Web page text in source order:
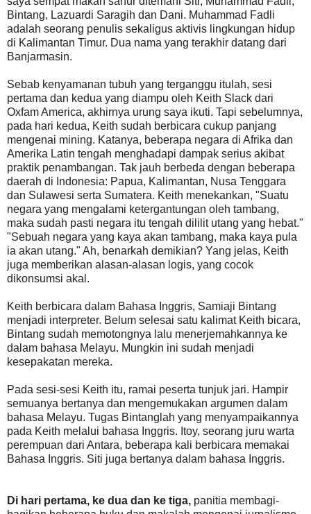
Bintang, Lazuardi Saragih dan Dani. Muhammad Fadli
adalah seorang penulis sekaligus aktivis lingkungan hidup
di Kalimantan Timur. Dua nama yang terakhir datang dari
Banjarmasin.
Sebab kenyamanan tubuh yang terganggu itulah, sesi
pertama dan kedua yang diampu oleh Keith Slack dari
Oxfam America, akhirnya urung saya ikuti. Tapi sebelumnya,
pada hari kedua, Keith sudah berbicara cukup panjang
mengenai mining. Katanya, beberapa negara di Afrika dan
Amerika Latin tengah menghadapi dampak serius akibat
praktik penambangan. Tak jauh berbeda dengan beberapa
daerah di Indonesia: Papua, Kalimantan, Nusa Tenggara
dan Sulawesi serta Sumatera. Keith menekankan, "Suatu
negara yang mengalami ketergantungan oleh tambang,
maka sudah pasti negara itu tengah dililit utang yang hebat."
"Sebuah negara yang kaya akan tambang, maka kaya pula
ia akan utang." Ah, benarkah demikian? Yang jelas, Keith
juga memberikan alasan-alasan logis, yang cocok
dikonsumsi akal.
Keith berbicara dalam Bahasa Inggris, Samiaji Bintang
menjadi interpreter. Belum selesai satu kalimat Keith bicara,
Bintang sudah memotongnya lalu menerjemahkannya ke
dalam bahasa Melayu. Mungkin ini sudah menjadi
kesepakatan mereka.
Pada sesi-sesi Keith itu, ramai peserta tunjuk jari. Hampir
semuanya bertanya dan mengemukakan argumen dalam
bahasa Melayu. Tugas Bintanglah yang menyampaikannya
pada Keith melalui bahasa Inggris. Itoy, seorang juru warta
perempuan dari Antara, beberapa kali berbicara memakai
Bahasa Inggris. Siti juga bertanya dalam bahasa Inggris.
Di hari pertama, ke dua dan ke tiga, panitia membagi-